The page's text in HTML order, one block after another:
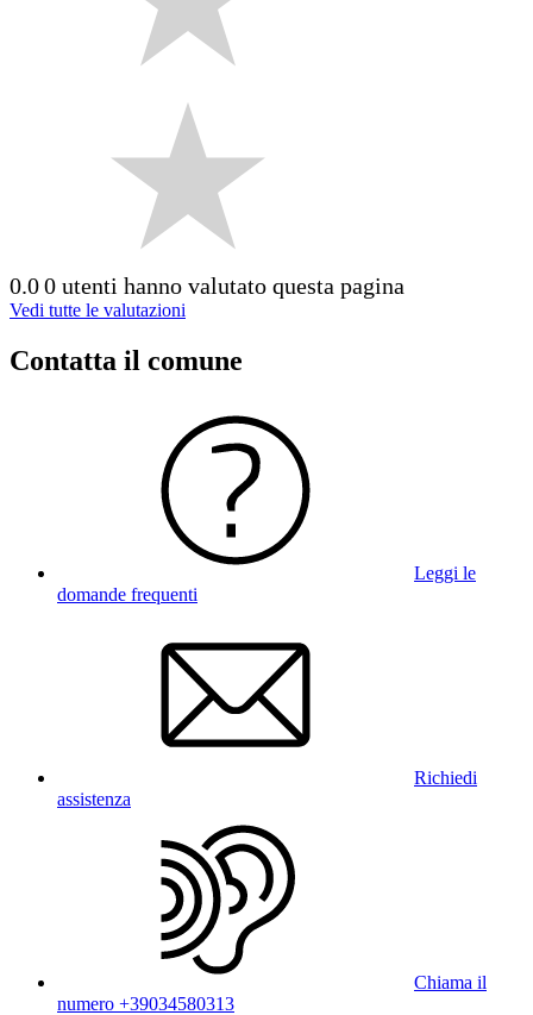
0.00 utenti hanno valutato questa pagina
Vedi tutte le valutazioni
Contatta il comune
Leggi le
domande frequenti
Richiedi
assistenza
Chiama il
numero +39034580313